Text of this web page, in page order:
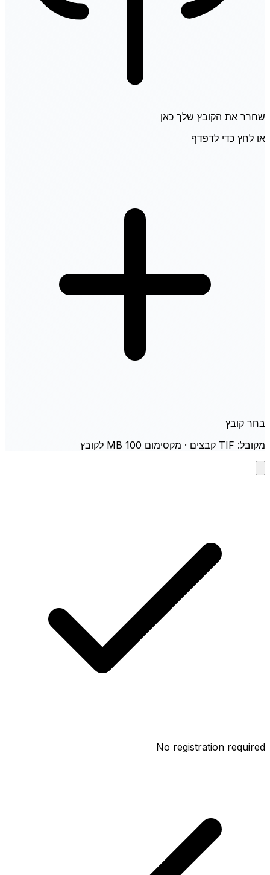
שחרר את הקובץ שלך כאן
או לחץ כדי לדפדף
בחר קובץ
מקובל: TIF קבצים · מקסימום 100 MB לקובץ
No registration required